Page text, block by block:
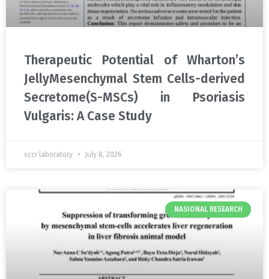
Therapeutic Potential of Wharton’s
JellyMesenchymal Stem Cells-derived
Secretome(S-MSCs) in Psoriasis
Vulgaris: A Case Study
sccr laboratory July 8, 2026
NASIONAL RESEARCH